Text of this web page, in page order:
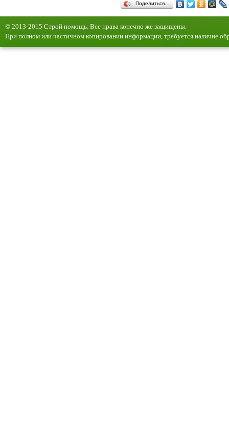
Поделиться…
© 2013-2015 Строй помощь. Все права конечно же защищены.
При полном или частичном копировании информации, требуется наличие